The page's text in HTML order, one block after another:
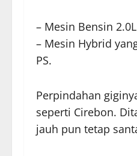
– Mesin Bensin
– Mesin Hybrid
PS.
Perpindahan
seperti Cirebon.
jauh pun tetap